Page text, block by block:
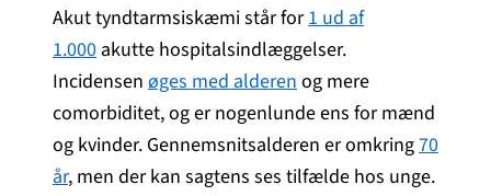
Akut tyndtarmsiskæmi står for1 ud af
1.000 akutte hospitalsindlæggelser.
Incidensen øges med alderenog mere
comorbiditet, og er nogenlunde ens for mænd
og kvinder. Gennemsnitsalderen er omkring70
år, men der kan sagtens ses tilfælde hos unge.